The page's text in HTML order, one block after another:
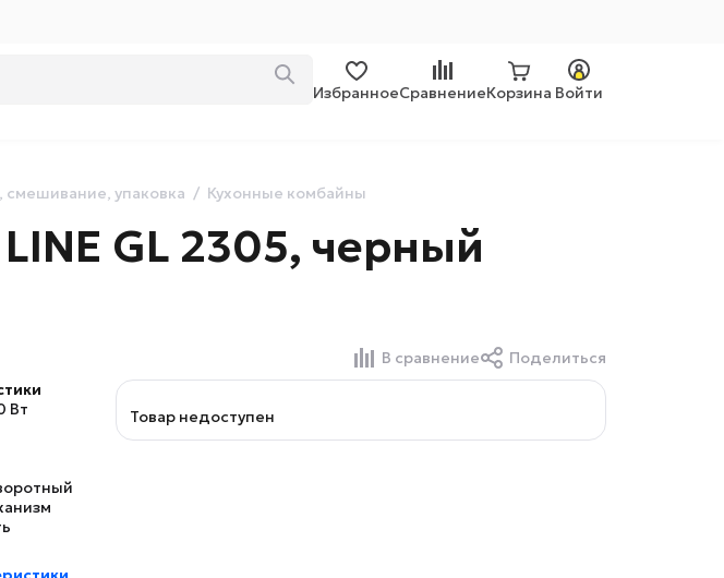
ИзбранноеСравнениеКорзина Войти
смешивание, упаковка Кухонные комбайны
GL 2305, черный
В сравнение
Поделиться
Вт
Товар недоступен